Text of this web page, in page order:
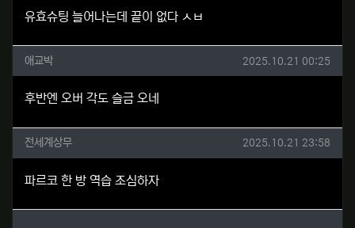
유효슈팅 늘어나는데 끝이 없다 ㅅㅂ
애교박님의 댓글
애교박 작성일
2025.10.21 00:25
후반엔 오버 각도 슬금 오네
전세계상무님의 댓글
전세계상무 작성일
2025.10.21 23:58
파르코 한 방 역습 조심하자